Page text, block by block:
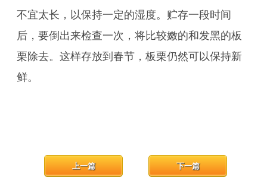
不宜太长，以保持一定的湿度。贮存一段时间
后，要倒出来检查一次，将比较嫩的和发黑的板
栗除去。这样存放到春节，板栗仍然可以保持新
鲜。
下一篇
上一篇